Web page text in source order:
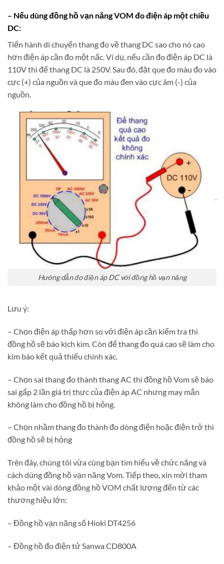
– Nếu dùng đồng hồ vạn năng VOM đo điện áp một chiều
DC:
Tiến hành di chuyển thang đo về thang DC sao cho nó cao
hơn điện áp cần đo một nấc. Ví dụ, nếu cần đo điện áp DC là
110V thì để thang DC là 250V. Sau đó, đặt que đo màu đo vào
cực (+) của nguồn và que đo màu đen vào cực âm (-) của
nguồn.
Hướng dẫn đo điện áp DC với đồng hồ vạn năng
Lưu ý:
– Chọn điện áp thấp hơn so với điện áp cần kiểm tra thì
đồng hồ sẽ báo kịch kim. Còn để thang đo quá cao sẽ làm cho
kim báo kết quả thiếu chính xác.
– Chọn sai thang đo thành thang AC thì đồng hồ Vom sẽ báo
sai gấp 2 lần giá trị thực của điện áp AC nhưng may mắn
không làm cho đồng hồ bị hỏng.
– Chọn nhầm thang đo thành đo dòng điện hoặc điện trở thì
đồng hồ sẽ bị hỏng
Trên đây, chúng tôi vừa cùng bạn tìm hiểu về chức năng và
cách dùng đồng hồ vạn năng Vom. Tiếp theo, xin mời tham
khảo một vài dòng đồng hồ VOM chất lượng đến từ các
thương hiệu lớn:
– Đồng hồ vạn năng số Hioki DT4256
– Đồng hồ đo điện tử Sanwa CD800A